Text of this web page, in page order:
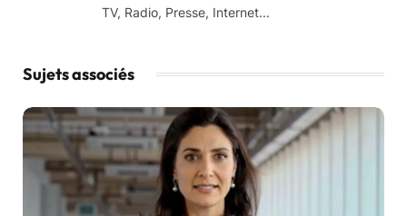
TV, Radio, Presse, Internet...
Sujets associés